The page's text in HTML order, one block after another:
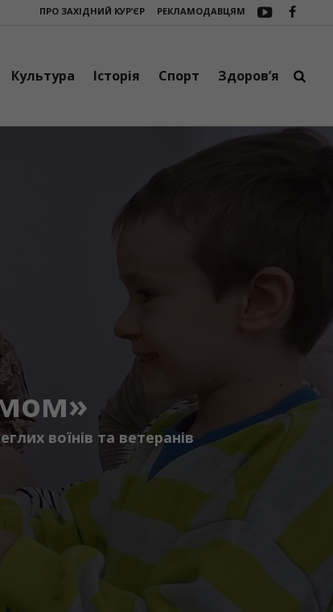
ПРО ЗАХІДНИЙ КУР’ЄР РЕКЛАМОДАВЦЯМ
станції EcoFlow DELTA 3 Max поїхали на фронт від
Культура Історія Спорт Здоров’я
воїнів та ветеранів